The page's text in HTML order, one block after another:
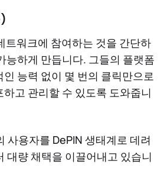
트워크에 참여하는 것을 간단하
능하게 만듭니다. 그들의 플랫폼
능력 없이 몇 번의 클릭만으로
고 관리할 수 있도록 도와줍니
사용자를 DePIN 생태계로 데려
대량 채택을 이끌어내고 있습니